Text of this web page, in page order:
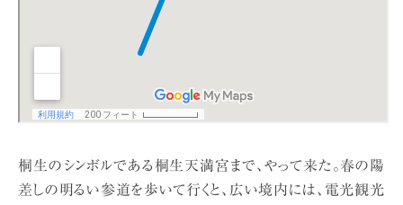
桐生のシンボルである桐生天満宮まで、やって来た。春の陽
差しの明るい参道を歩いて行くと、広い境内には、電光観光